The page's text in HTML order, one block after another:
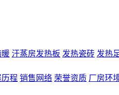
暖 汗蒸房发热板 发热瓷砖 发热
程 销售网络 荣誉资质 厂房环